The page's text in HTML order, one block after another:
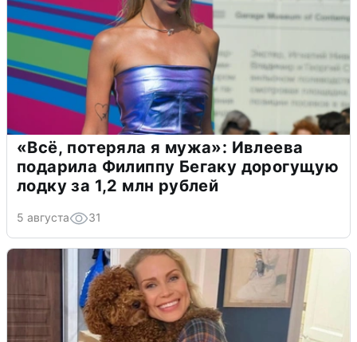
«Всё, потеряла я мужа»: Ивлеева
подарила Филиппу Бегаку дорогущую
лодку за 1,2 млн рублей
5 августа 31